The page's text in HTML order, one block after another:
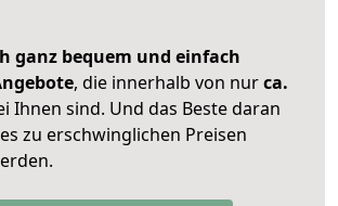
ganz bequem und einfach
, die innerhalb von nurca.
Ihnen sind. Und das Beste daran
zu erschwinglichen Preisen